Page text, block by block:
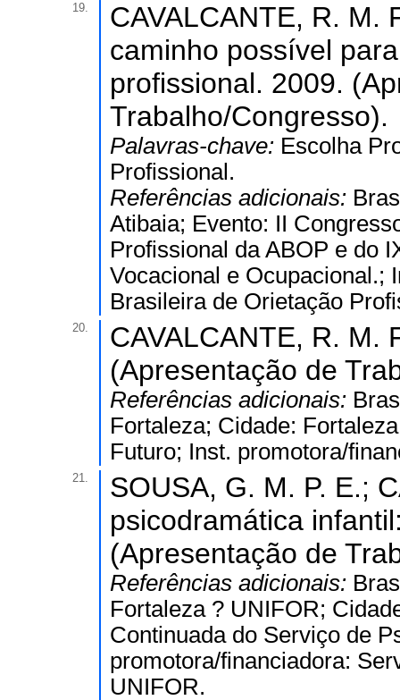
19.
CAVALCANTE, R. M.
caminho possível
profissional. 2009.
Trabalho/Congresso).
Palavras-chave: Escolha
Profissional.
Referências adicionais:
Atibaia; Evento: II
Profissional da ABOP e do
Vocacional e Ocupacional.;
Brasileira de Orietação
20.
CAVALCANTE, R. M.
(Apresentação de
Referências adicionais:
Fortaleza; Cidade:
Futuro; Inst. promotora/
21.
SOUSA, G. M. P. E.;
psicodramática
(Apresentação de
Referências adicionais:
Fortaleza ? UNIFOR;
Continuada do Serviço de
promotora/financiadora:
UNIFOR.